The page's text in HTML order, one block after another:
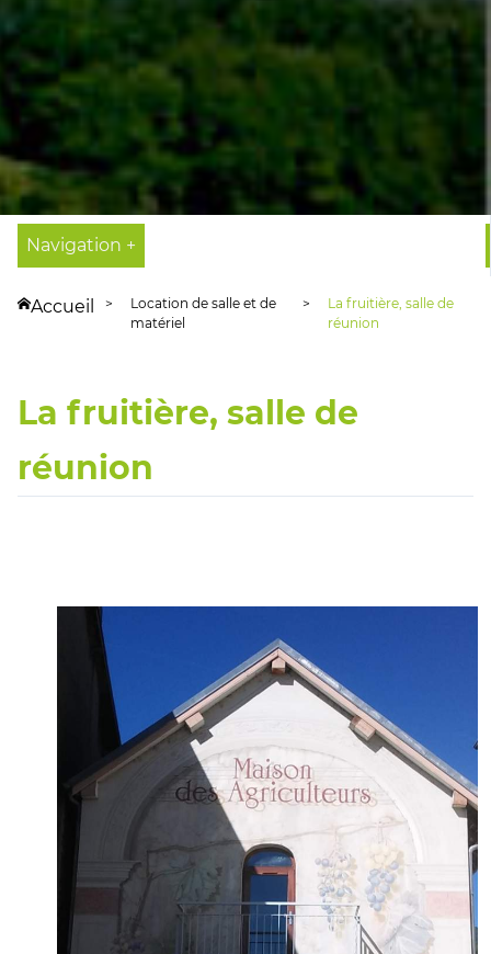
Navigation +
Accueil
Location de salle et de
matériel
La fruitière, salle de
réunion
La fruitière, salle de
réunion